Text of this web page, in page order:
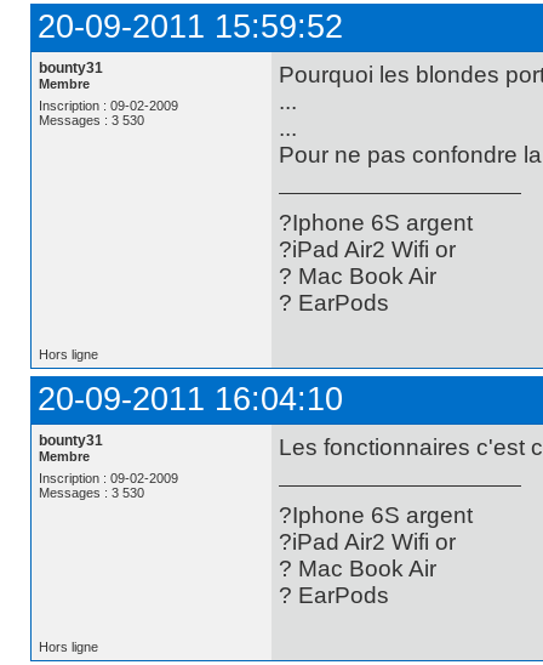
20-09-2011 15:59:52
bounty31
Membre
Inscription : 09-02-2009
Messages : 3 530
Pourquoi les blondes
...
...
Pour ne pas confondre
?Iphone 6S argent
?iPad Air2 Wifi or
? Mac Book Air
? EarPods
Hors ligne
20-09-2011 16:04:10
bounty31
Membre
Inscription : 09-02-2009
Messages : 3 530
Les fonctionnaires c'est
?Iphone 6S argent
?iPad Air2 Wifi or
? Mac Book Air
? EarPods
Hors ligne